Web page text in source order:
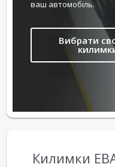
ваш автомобіль.
Вибрати
Килимки